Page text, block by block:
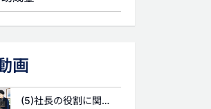
画
(5)社長の役割に関する質問